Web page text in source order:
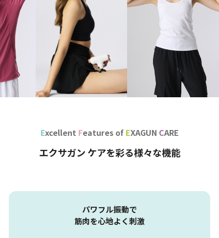
Excellent Features of EXAGUN CARE
エクサガン ケアを彩る様々な機能
パワフル振動で
筋肉を心地よく刺激